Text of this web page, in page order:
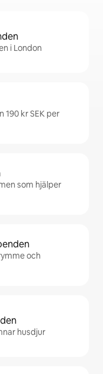
i London
kr SEK per
som hjälper
och
husdjur